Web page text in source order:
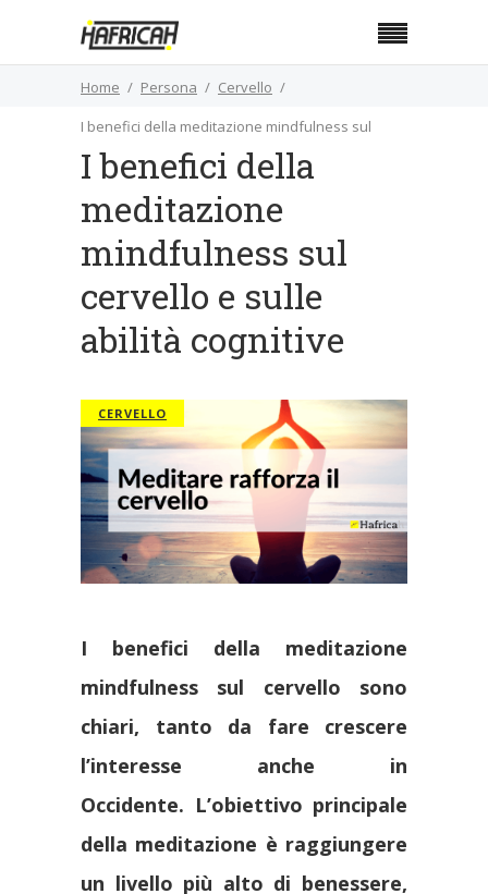
Home Persona
Cervello
I benefici della meditazione mindfulness sul
cervello e sulle abilità cognitive
I benefici della
meditazione
mindfulness sul
cervello e sulle
abilità cognitive
CERVELLO
I benefici della meditazione
mindfulness sul cervello sono
chiari, tanto da fare crescere
l’interesse anche in
Occidente. L’obiettivo principale
della meditazione è raggiungere
un livello più alto di benessere,